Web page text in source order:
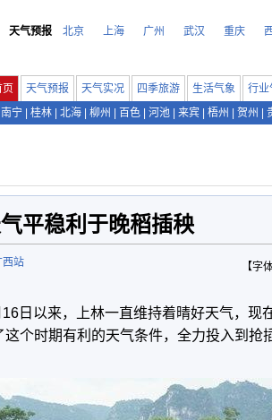
天气预报
北京 上海 广州 武汉 重庆
页 天气预报 天气实况 四季旅游 生活气象 行业
南宁
桂林 北海 柳州 百色 河池 来宾 梧州 贺州
平稳利于晚稻插秧
【字
西站
日以来，上林一直维持着晴好天气，现
个时期有利的天气条件，全力投入到抢